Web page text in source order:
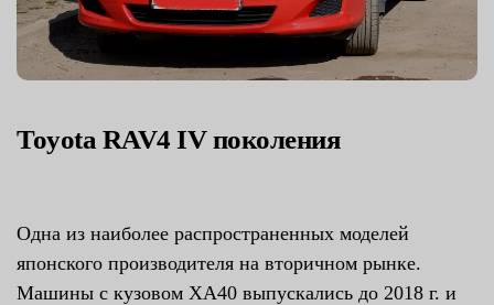
Toyota RAV4 IV поколения
Одна из наиболее распространенных моделей
японского производителя на вторичном рынке.
Машины с кузовом XA40 выпускались до 2018 г. и